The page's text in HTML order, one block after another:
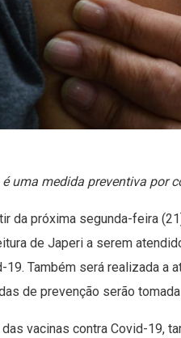
uma medida preventiva por
da próxima segunda-feira
de Japeri a serem
19. Também será realizada a
de prevenção serão
vacinas contra Covid-19,